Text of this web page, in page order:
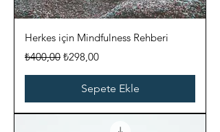
Herkes için Mindfulness Rehberi
Normal Fiyat
₺400,00 İndirimli Fiyat
₺298,00
Sepete Ekle